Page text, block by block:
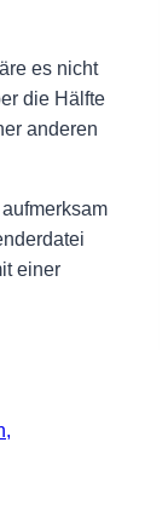
es nicht
die Hälfte
anderen
einer